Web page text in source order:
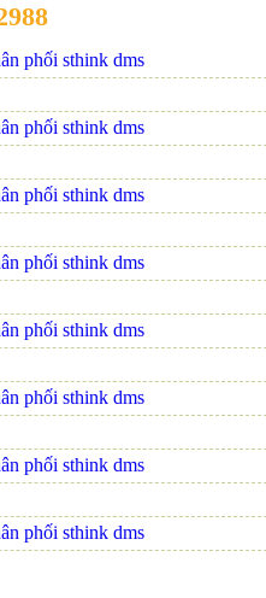
phối sthink dms
phối sthink dms
phối sthink dms
phối sthink dms
phối sthink dms
phối sthink dms
phối sthink dms
phối sthink dms